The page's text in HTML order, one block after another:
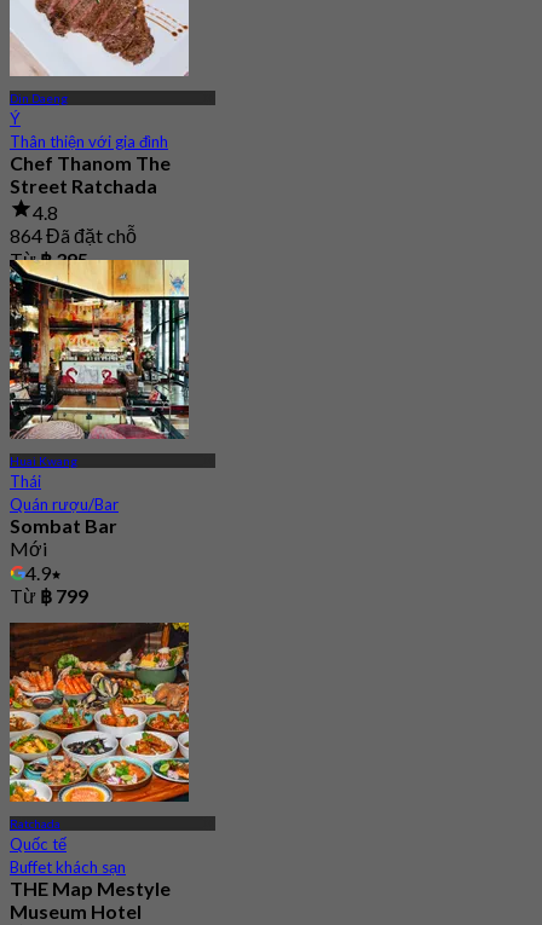
Din Daeng
Ý
Thân thiện với gia đình
Chef Thanom The
Street Ratchada
4.8
864 Đã đặt chỗ
Từ฿ 395
Huai Kwang
Thái
Quán rượu/Bar
Sombat Bar
Mới
4.9
Từ ฿ 799
Ratchada
Quốc tế
Buffet khách sạn
THE Map Mestyle
Museum Hotel